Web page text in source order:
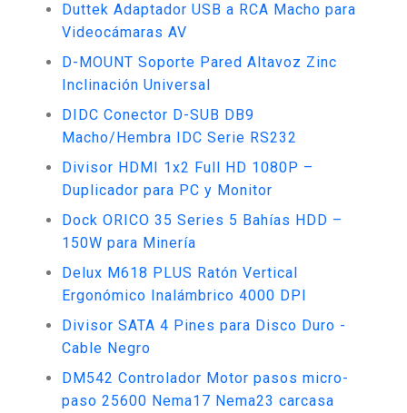
Duttek Adaptador USB a RCA Macho para
Videocámaras AV
D-MOUNT Soporte Pared Altavoz Zinc
Inclinación Universal
DIDC Conector D-SUB DB9
Macho/Hembra IDC Serie RS232
Divisor HDMI 1x2 Full HD 1080P –
Duplicador para PC y Monitor
Dock ORICO 35 Series 5 Bahías HDD –
150W para Minería
Delux M618 PLUS Ratón Vertical
Ergonómico Inalámbrico 4000 DPI
Divisor SATA 4 Pines para Disco Duro -
Cable Negro
DM542 Controlador Motor pasos micro-
paso 25600 Nema17 Nema23 carcasa